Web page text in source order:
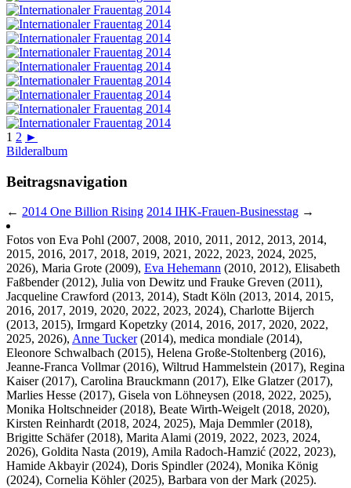
1 2 ►
Bilderalbum
Beitragsnavigation
← 2014 One Billion Rising 2014 IHK-Frauen-Businesstag →
Fotos von Eva Pohl (2007, 2008, 2010, 2011, 2012, 2013, 2014,
2015, 2016, 2017, 2018, 2019, 2021, 2022, 2023, 2024, 2025,
2026), Maria Grote (2009), Eva Hehemann (2010, 2012), Elisabeth
Faßbender (2012), Julia von Dewitz und Frauke Greven (2011),
Jacqueline Crawford (2013, 2014), Stadt Köln (2013, 2014, 2015,
2016, 2017, 2019, 2020, 2022, 2023, 2024), Charlotte Bijerch
(2013, 2015), Irmgard Kopetzky (2014, 2016, 2017, 2020, 2022,
2025, 2026), Anne Tucker(2014), medica mondiale (2014),
Eleonore Schwalbach (2015), Helena Große-Stoltenberg (2016),
Jeanne-Franca Vollmar (2016), Wiltrud Hammelstein (2017), Regina
Kaiser (2017), Carolina Brauckmann (2017), Elke Glatzer (2017),
Marlies Hesse (2017), Gisela von Löhneysen (2018, 2022, 2025),
Monika Holtschneider (2018), Beate Wirth-Weigelt (2018, 2020),
Kirsten Reinhardt (2018, 2024, 2025), Maja Demmler (2018),
Brigitte Schäfer (2018), Marita Alami (2019, 2022, 2023, 2024,
2026), Goldita Nasta (2019), Amila Radoch-Hamzić (2022, 2023),
Hamide Akbayir (2024), Doris Spindler (2024), Monika König
(2024), Cornelia Köhler (2025), Barbara von der Mark (2025).